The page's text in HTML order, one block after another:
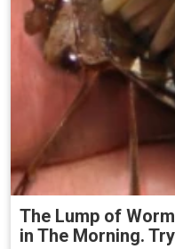
The Lump of
in The Morning.